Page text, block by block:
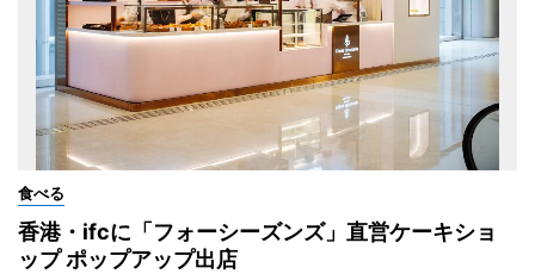
食べる
香港・ifcに「フォーシーズンズ」直営ケーキショ
ップ ポップアップ出店